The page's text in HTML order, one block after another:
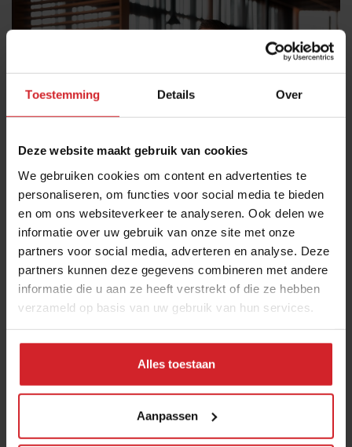
Toestemming Details Over
Deze website maakt gebruik van cookies
We gebruiken cookies om content en advertenties te
personaliseren, om functies voor social media te bieden
en om ons websiteverkeer te analyseren. Ook delen we
informatie over uw gebruik van onze site met onze
partners voor social media, adverteren en analyse. Deze
partners kunnen deze gegevens combineren met andere
informatie die u aan ze heeft verstrekt of die ze hebben
verzameld op basis van uw gebruik van hun services.
Alles toestaan
Aanpassen
Thijs Meliefste heeft geen voedselbos, maar
een voedselmeer
In gesprek met de Zeeuwse sterrenchef over vis, algen en
17 maart 2023 | 3 min
Restaurants Chefs